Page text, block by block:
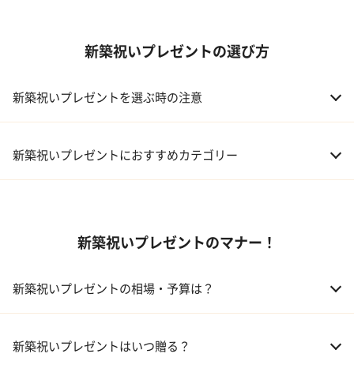
新築祝いプレゼントの選び方
新築祝いプレゼントを選ぶ時の注意
新築祝いプレゼントにおすすめカテゴリー
03 アルコール
新築祝いプレゼントのマナー！
新築祝いプレゼントの相場・予算は？
新築祝いプレゼントはいつ贈る？